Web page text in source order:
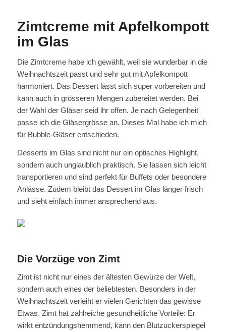
Zimtcreme mit Apfelkompott
im Glas
Die Zimtcreme habe ich gewählt, weil sie wunderbar in die
Weihnachtszeit passt und sehr gut mit Apfelkompott
harmoniert. Das Dessert lässt sich super vorbereiten und
kann auch in grösseren Mengen zubereitet werden. Bei
der Wahl der Gläser seid ihr offen. Je nach Gelegenheit
passe ich die Gläsergrösse an. Dieses Mal habe ich mich
für Bubble-Gläser entschieden.
Desserts im Glas sind nicht nur ein optisches Highlight,
sondern auch unglaublich praktisch. Sie lassen sich leicht
transportieren und sind perfekt für Buffets oder besondere
Anlässe. Zudem bleibt das Dessert im Glas länger frisch
und sieht einfach immer ansprechend aus.
Die Vorzüge von Zimt
Zimt ist nicht nur eines der ältesten Gewürze der Welt,
sondern auch eines der beliebtesten. Besonders in der
Weihnachtszeit verleiht er vielen Gerichten das gewisse
Etwas. Zimt hat zahlreiche gesundheitliche Vorteile: Er
wirkt entzündungshemmend, kann den Blutzuckerspiegel